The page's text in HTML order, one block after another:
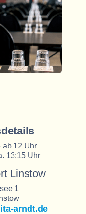
ab 12 Uhr
13:15 Uhr
Linstow
1
arndt.de